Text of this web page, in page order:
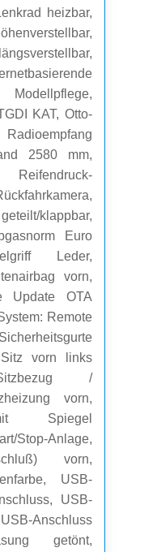
heizbar,
KAT, Otto-
2580 mm,
Reifendruck-
klappbar,
Euro
Leder,
vorn,
Update OTA
Remote
Sitz vorn links
/
vorn,
Spiegel
Anlage,
vorn,
USB-
USB-
Anschluss
getönt,